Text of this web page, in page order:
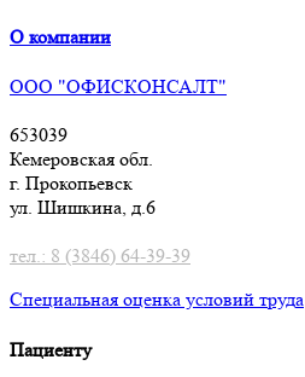
О компании
ООО "ОФИСКОНСАЛТ"
653039
Кемеровская обл.
г. Прокопьевск
ул. Шишкина, д.6
тел.: 8 (3846) 64-39-39
Специальная оценка условий труда
Пациенту